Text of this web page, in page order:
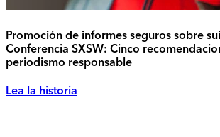
Promoción de informes seguros sobre
Conferencia SXSW: Cinco
periodismo responsable
Lea la historia